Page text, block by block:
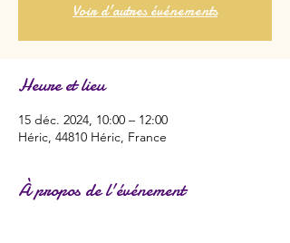
Voir d'autres événements
Heure et lieu
15 déc. 2024, 10:00 – 12:00
Héric, 44810 Héric, France
À propos de l'événement